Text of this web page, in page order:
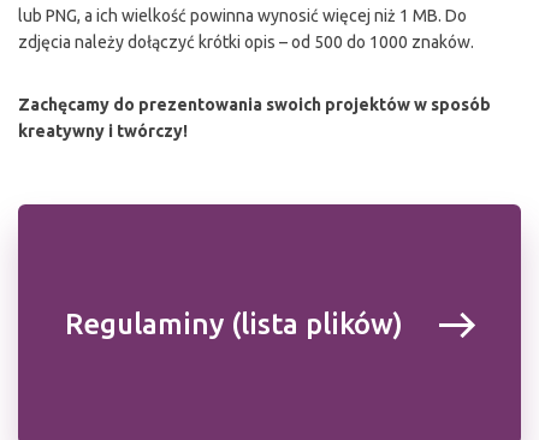
lub PNG, a ich wielkość powinna wynosić więcej niż 1 MB. Do
zdjęcia należy dołączyć krótki opis – od 500 do 1000 znaków.
Zachęcamy do prezentowania swoich projektów w sposób
kreatywny i twórczy!
Regulaminy (lista plików)